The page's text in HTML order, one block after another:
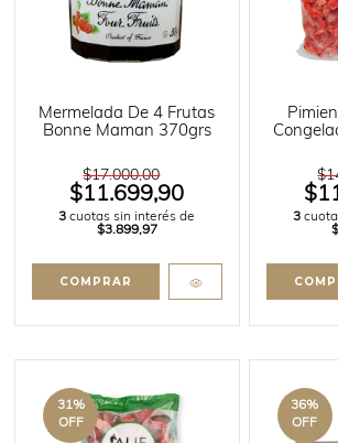
Mermelada De 4 Frutas
Bonne Maman 370grs
$17.000,00
$11.699,90
3 cuotas sin interés de
$3.899,97
3
31%
OFF
36%
OFF